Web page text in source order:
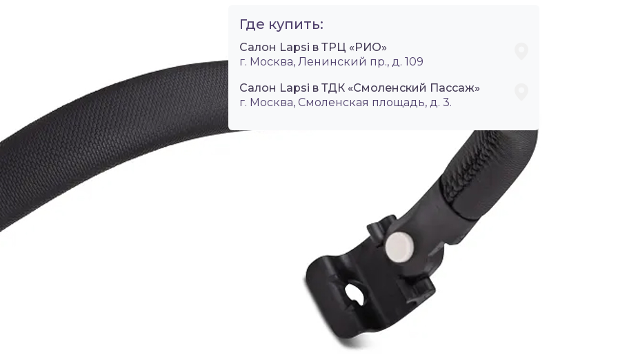
Где купить:
Салон Lapsi в ТРЦ «РИО»
г. Москва, Ленинский пр., д. 109
Салон Lapsi в ТДК «Смоленский Пассаж»
г. Москва, Смоленская площадь, д. 3.